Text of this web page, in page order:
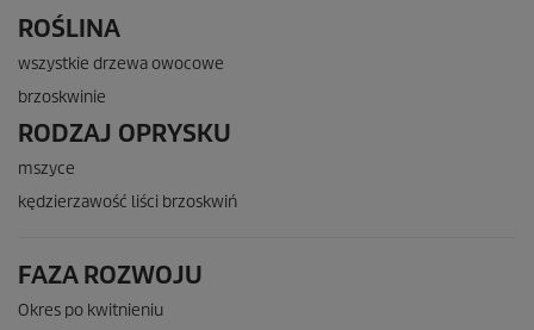
ROŚLINA
wszystkie drzewa owocowe
brzoskwinie
RODZAJ OPRYSKU
mszyce
kędzierzawość liści brzoskwiń
FAZA ROZWOJU
Okres po kwitnieniu